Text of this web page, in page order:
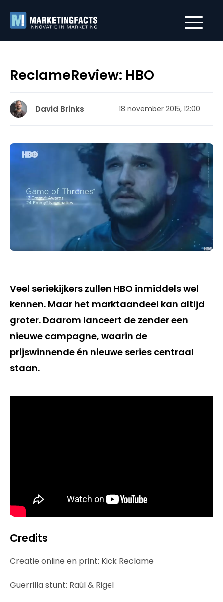
ReclameReview: HBO
David Brinks 18 november 2015, 12:00
Veel seriekijkers zullen HBO inmiddels wel
kennen. Maar het marktaandeel kan altijd
groter. Daarom lanceert de zender een
nieuwe campagne, waarin de
prijswinnende én nieuwe series centraal
staan.
Credits
Creatie online en print: Kick Reclame
Guerrilla stunt: Raúl & Rigel